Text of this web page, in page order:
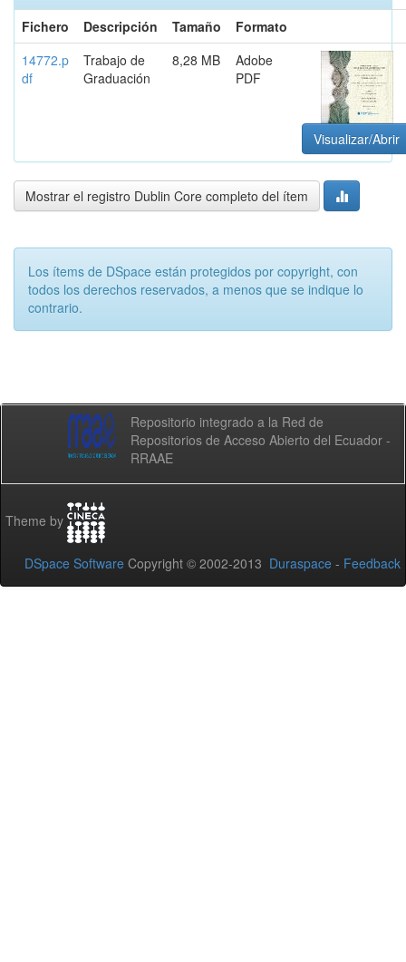
Fichero
Descripción Tamaño
Formato
14772.p
df
Trabajo de
Graduación
8,28 MB
Adobe
PDF
Visualizar/Abrir
Mostrar el registro Dublin Core completo del ítem
Los ítems de DSpace están protegidos por copyright, con
todos los derechos reservados, a menos que se indique lo
contrario.
Repositorio integrado a la Red de
Repositorios de Acceso Abierto del Ecuador -
RRAAE
Theme by
DSpace Software Copyright © 2002-2013 Duraspace - Feedback